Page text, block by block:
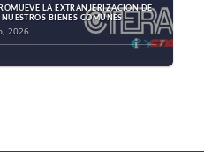
LA EXTRANJERIZACIÓN DE
BIENES COMUNES
2026